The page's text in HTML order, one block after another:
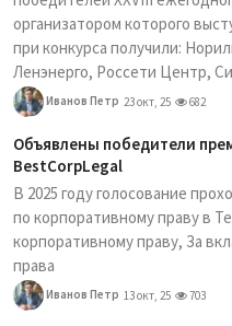
организатором которого
при конкурса получили:
Ленэнерго, Россети Центр,
Иванов Петр 23 окт, 25 682
Объявлены победители
BestCorpLegal
В 2025 году голосование
по корпоративному праву в
корпоративному праву, За
права
Иванов Петр 13 окт, 25 703